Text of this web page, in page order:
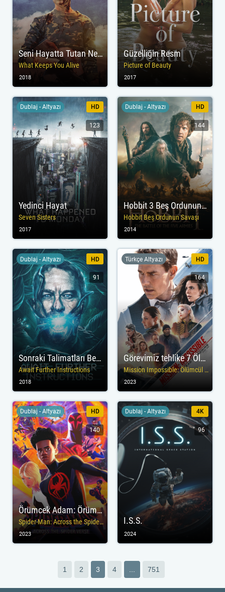
Seni Hayatta Tutan Nedir?
What Keeps You Alive
2018
Güzelliğin Resm
Picture of Beauty
2017
Yedinci Hayat
Seven Sisters
Dublaj - Altyazı HD
123
2017
Hobbit 3 Beş Ordunun Savaşı
Hobbit Beş Ordunun Savaşı
Dublaj - Altyazı HD
144
2014
Sonraki Talimatları Bekleyin
Await Further Instructions
Dublaj - Altyazı HD
91
2018
Görevimiz tehlike 7 Ölümcül Hesaplaşma
Mission Impossible: Ölümcül Hesaplaşma Birinci Bölüm
Türkçe Altyazı HD
164
2023
Örümcek Adam: Örümcek Evrenine Geçiş
Spider-Man: Across the Spider-Verse
Dublaj - Altyazı HD
140
2023
I.S.S.
Dublaj - Altyazı 4K
96
2024
1 2 3 4 751